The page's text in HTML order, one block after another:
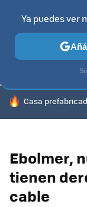
TELEVISORES
HOY SE HABLA
Casa
Ebolmer,
tienen
cable
Ya puedes ver